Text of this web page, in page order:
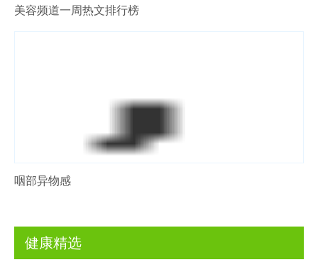
美容频道一周热文排行榜
咽部异物感
健康精选